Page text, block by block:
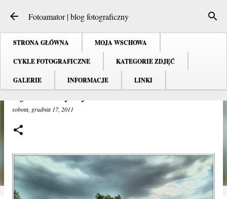
Przejdź do głównej zawartości
Fotoamator | blog fotograficzny
STRONA GŁÓWNA MOJA WSCHOWA
CYKLE FOTOGRAFICZNE KATEGORIE ZDJĘĆ
GALERIE INFORMACJE LINKI
Ujście Baryczy
sobota, grudnia 17, 2011